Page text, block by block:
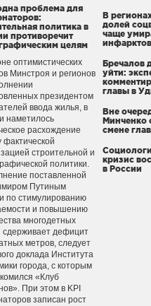
проблема для
политика в
противоречит
целям
оптимистических
Минстроя и регионов
президентом
ввода жилья, в
наметилось
расхождение
фактической
строительной и
политики.
поставленной
Путиным
по стимулированию
и повышению
многодетных
сдерживает дефицит
метров, следует
доклада Института
города, с которым
«Клуб
При этом в KPI
записан рост
В
долей
чаще
Бречалов
уйти:
главы в
Вне
Минченко
смене
кризис
в России